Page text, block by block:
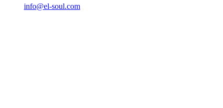
info@el-soul.com